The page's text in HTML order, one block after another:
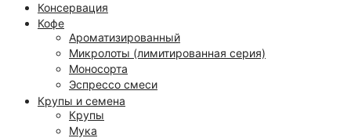
Консервация
Кофе
Ароматизированный
Микролоты (лимитированная серия)
Моносорта
Эспрессо смеси
Крупы и семена
Крупы
Мука